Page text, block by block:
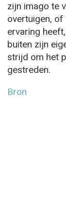
zijn imago te
overtuigen,
ervaring
buiten zijn
strijd om het
gestreden.
Bron